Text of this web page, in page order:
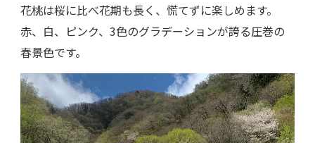
花桃は桜に比べ花期も長く、慌てずに楽しめます。
赤、白、ピンク、3色のグラデーションが誇る圧巻の
春景色です。